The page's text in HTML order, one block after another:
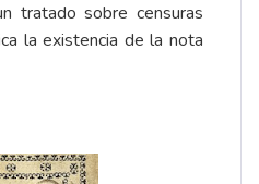
tratado sobre censuras
la existencia de la nota